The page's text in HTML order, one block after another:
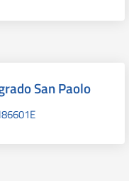
San Paolo